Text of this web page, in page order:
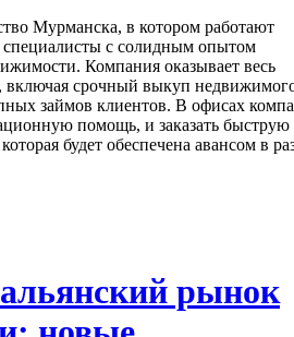
Мурманска, в котором работают
с солидным опытом
Компания оказывает весь
включая срочный выкуп
займов клиентов. В офисах
помощь, и заказать быструю
будет обеспечена авансом в
рынок